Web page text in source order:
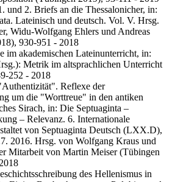
und 2. Briefs an die Thessalonicher, in:
Lateinisch und deutsch. Vol. V. Hrsg.
Widu-Wolfgang Ehlers und Andreas
930-951 - 2018
im akademischen Lateinunterricht, in:
Metrik im altsprachlichen Unterricht
252 - 2018
Reflexe der
um die "Worttreue" in den antiken
Sirach, in: Die Septuaginta –
– Relevanz. 6. Internationale
von Septuaginta Deutsch (LXX.D),
2016. Hrsg. von Wolfgang Kraus und
Mitarbeit von Martin Meiser (Tübingen
des Hellenismus in